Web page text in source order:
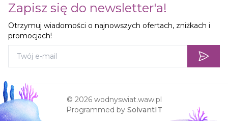
Zapisz się do newsletter'a!
Otrzymuj wiadomości o najnowszych ofertach, zniżkach i
promocjach!
© 2026wodnyswiat.waw.pl
Programmed by SolvantIT